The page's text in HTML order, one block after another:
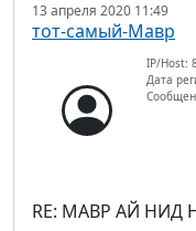
13 апреля 2020 11:49
тот-самый-Мавр
IP/Host:
Дата
RE: МАВР АЙ НИД